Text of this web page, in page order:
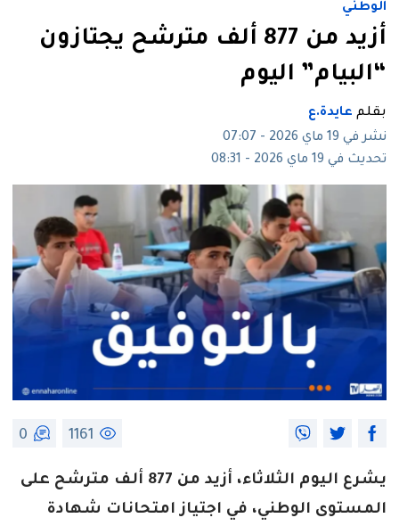
الوطني
أزيد من 877 ألف مترشح يجتازون
“البيام” اليوم
بقلم عايدة.ع
نشر في 19 ماي 2026 - 07:07
تحديث في 19 ماي 2026 - 08:31
1161
0
يشرع اليوم الثلاثاء، أزيد من 877 ألف مترشح على
المستوى الوطني، في اجتياز امتحانات شهادة